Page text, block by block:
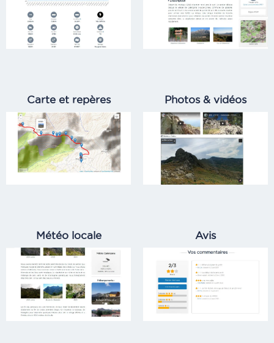
Carte et repères Photos & vidéos
Météo locale Avis